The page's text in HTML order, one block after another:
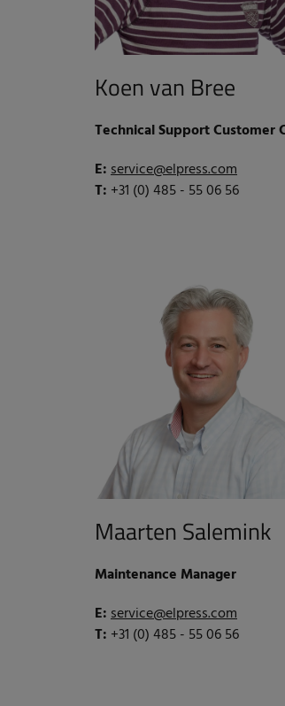
Koen van Bree
Technical Support Customer
E:service@elpress.com
T: +31 (0) 485 - 55 06 56
Maarten Salemink
Maintenance Manager
E:service@elpress.com
T: +31 (0) 485 - 55 06 56